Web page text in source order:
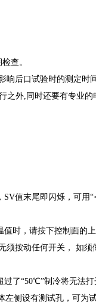
查。
后口试验时的测定时
之外,同时还要有专业
值末尾即闪烁，可用
时，请按下控制面的
按动任何开关， 如
了“50℃”制冷将无法
侧设有测试孔，可为